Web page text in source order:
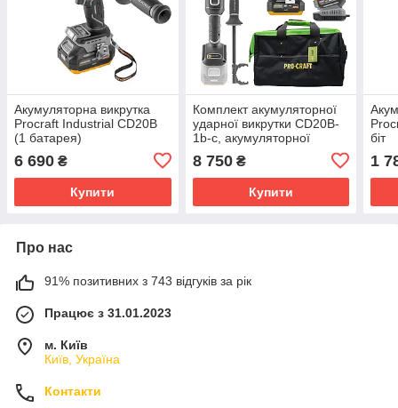
Акумуляторна викрутка
Procraft Industrial CD20B
(1 батарея)
6 690 ₴
Купити
Комплект акумуляторної
ударної викрутки CD20B-
1b-c, акумуляторної
машини AG125Cbb та
сумки BG400
8 750₴
Купити
біт
1
Про нас
91% позитивних з 743 відгуків за рік
Працює з 31.01.2023
м. Київ
Київ, Україна
Контакти